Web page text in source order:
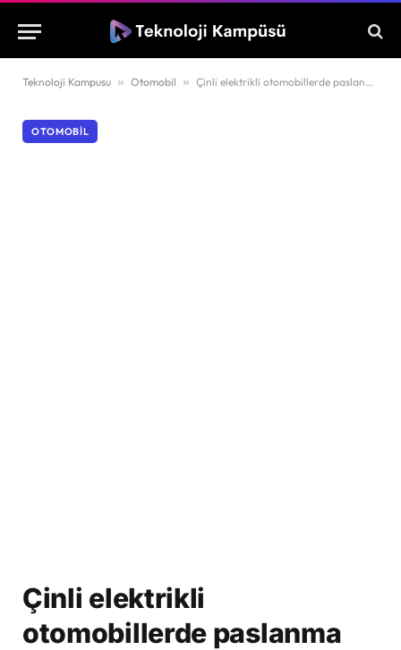
Teknoloji Kampusu » Otomobil » Çinli elektrikli otomobillerde paslanma tartışması büyüyor
OTOMOBIL
Çinli elektrikli
otomobillerde paslanma